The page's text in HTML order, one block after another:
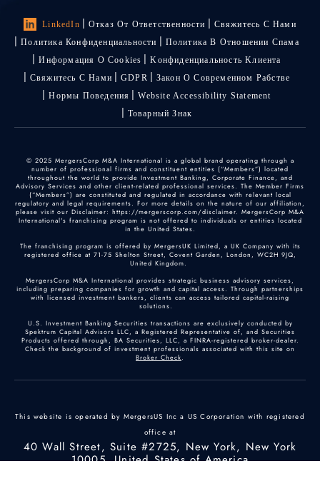
LinkedIn Отказ От Ответственности
Свяжитесь С Нами
Политика Конфиденциальности
Политика В Отношении Спама
Информация О Cookies
Kонфиденциальность Kлиента
Свяжитесь С Нами
GDPR
Закон О Современном Рабстве
Нормы Поведения
Website Accessibility Statement
Товарный Знак
© 2025 MergersCorp M&A International is a global brand operating through a
number of professional firms and constituent entities (“Members”) located
throughout the world to provide Investment Banking, Corporate Finance, and
Advisory Services and other client-related professional services. The Member Firms
(“Members”) are constituted and regulated in accordance with relevant local
regulatory and legal requirements. For more details on the nature of our affiliation,
please visit our Disclaimer: https://mergerscorp.com/disclaimer. MergersCorp M&A
International's franchising program is not offered to individuals or entities located
in the United States.
The franchising program is offered by MergersUK Limited, a UK Company with its
registered office at 71-75 Shelton Street, Covent Garden, London, WC2H 9JQ,
United Kingdom.
MergersCorp M&A International provides strategic business advisory services,
including preparing companies for growth and capital access. Through partnerships
with licensed investment bankers, clients can access tailored capital-raising
solutions.
U.S. Investment Banking Securities transactions are exclusively conducted by
Spektrum Capital Advisors LLC, a Registered Representative of, and Securities
Products offered through, BA Securities, LLC, a FINRA-registered broker-dealer.
Check the background of investment professionals associated with this site on
Broker Check.
This website is operated by MergersUS Inc a US Corporation with registered
office at
40 Wall Street, Suite #2725, New York, New York
10005, United States of America